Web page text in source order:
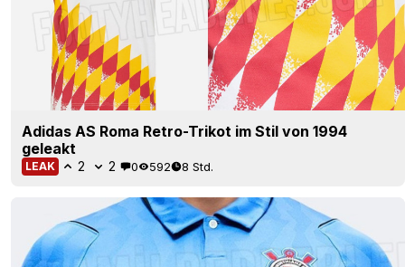
Adidas AS Roma Retro-Trikot im Stil von 1994
geleakt
LEAK 2 2 0 592 8 Std.